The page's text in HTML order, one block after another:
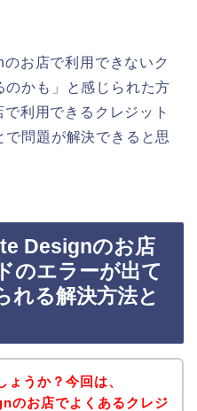
お店で利用できないク
のかも」と感じられた方
利用できるクレジット
で問題が解決できると思
Designのお店
のエラーが出て
れる解決方法と
ょうか？今回は、
のお店でよくあるクレジ